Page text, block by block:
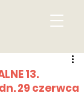
13.
dn. 29 czerwca